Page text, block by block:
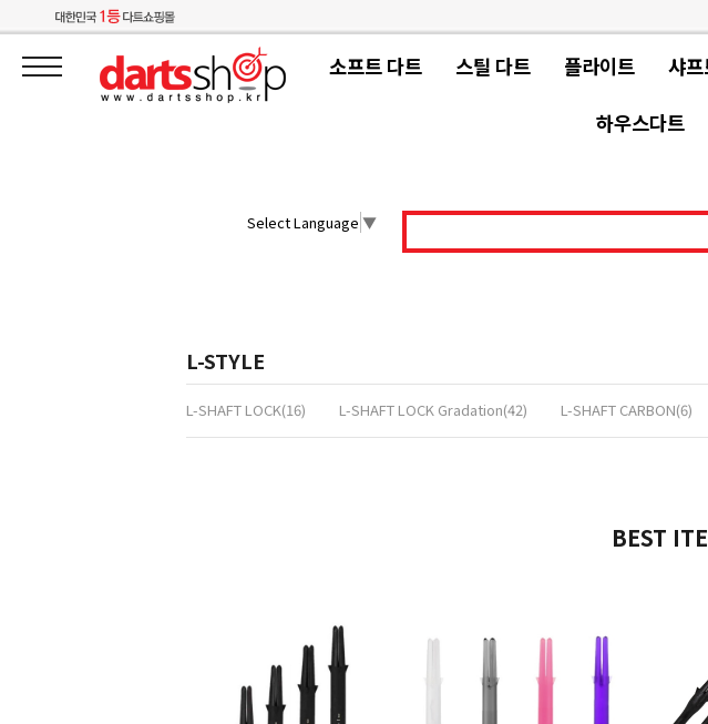
소프트 다트 스틸 다트 플라이트 샤
하우스다트
Select Language ▼
L-STYLE
L-SHAFT LOCK(16) L-SHAFT LOCK Gradation(42) L-SHAFT CARBON(6)
BEST